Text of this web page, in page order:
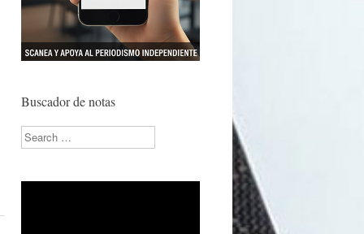
Buscador de notas
Search